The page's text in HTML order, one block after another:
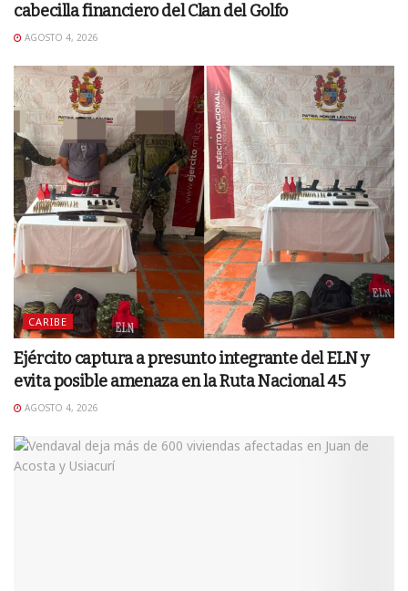
cabecilla financiero del Clan del Golfo
AGOSTO 4, 2026
CARIBE
Ejército captura a presunto integrante del ELN y
evita posible amenaza en la Ruta Nacional 45
AGOSTO 4, 2026